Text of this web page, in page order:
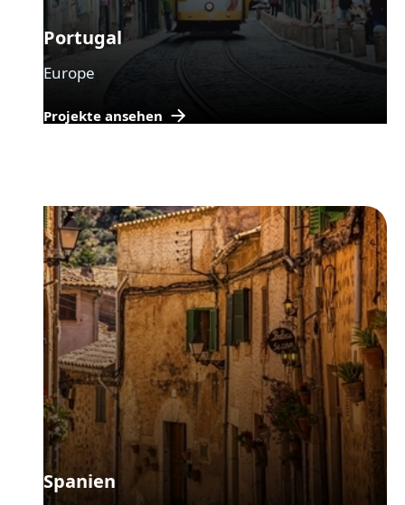
Portugal
Europe
Projekte ansehen
Spanien